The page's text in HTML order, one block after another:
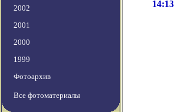
2002
2001
2000
1999
Фотоархив
Все фотоматериалы
14:13